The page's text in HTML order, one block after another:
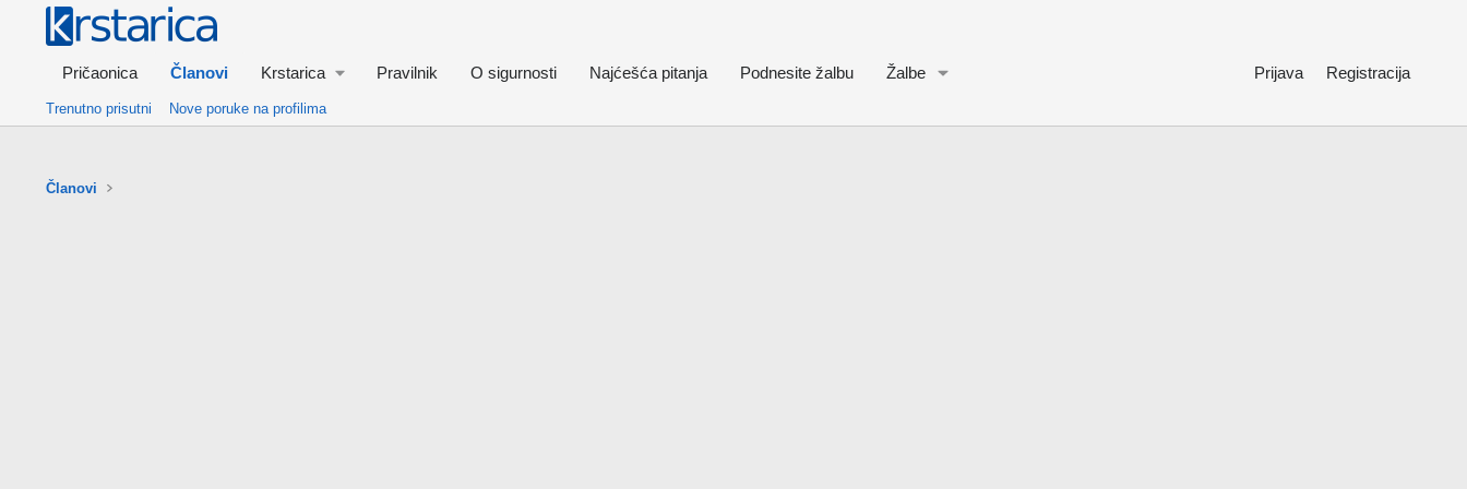
Pričaonica Članovi Krstarica Pravilnik O sigurnosti Najćešća pitanja Podnesite žalbu Žalbe Prijava Registracija
Trenutno prisutni Nove poruke na profilima
Članovi